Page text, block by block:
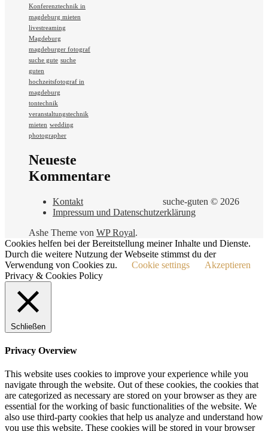
Konferenztechnik in
magdeburg mieten
livestreaming
Magdeburg
magdeburger fotograf
suche gute suche
guten
hochzeitsfotograf in
magdeburg
tontechnik
veranstaltungstechnik
mieten wedding
photographer
Neueste
Kommentare
suche-guten © 2026
Kontakt
Impressum und Datenschutzerklärung
Ashe Theme von WP Royal.
Cookies helfen bei der Bereitstellung meiner Inhalte und Dienste.
Durch die weitere Nutzung der Webseite stimmst du der
Verwendung von Cookies zu.
Cookie settings
Akzeptieren
Privacy & Cookies Policy
Schließen
Privacy Overview
This website uses cookies to improve your experience while you
navigate through the website. Out of these cookies, the cookies that
are categorized as necessary are stored on your browser as they are
essential for the working of basic functionalities of the website. We
also use third-party cookies that help us analyze and understand how
you use this website. These cookies will be stored in your browser